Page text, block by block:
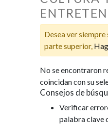
Desea ver siempre
parte superior,
No se encontraron
coincidan con su
Consejos de
Verificar
palabra clave